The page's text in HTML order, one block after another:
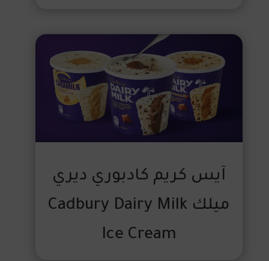
آيس كريم كادبوري ديري
ميلك Cadbury Dairy Milk
Ice Cream